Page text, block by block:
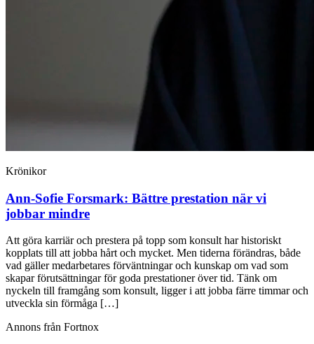
Krönikor
Ann-Sofie Forsmark: Bättre prestation när vi
jobbar mindre
Att göra karriär och prestera på topp som konsult har historiskt
kopplats till att jobba hårt och mycket. Men tiderna förändras, både
vad gäller medarbetares förväntningar och kunskap om vad som
skapar förutsättningar för goda prestationer över tid. Tänk om
nyckeln till framgång som konsult, ligger i att jobba färre timmar och
utveckla sin förmåga […]
Annons från Fortnox